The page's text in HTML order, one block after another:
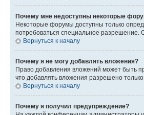
Почему мне недоступны некоторые
Некоторые форумы доступны только
потребоваться специальное разрешение.
Вернуться к началу
Почему я не могу добавлять вложения?
Право добавления вложений может быть
что добавлять вложения разрешено
Вернуться к началу
Почему я получил предупреждение?